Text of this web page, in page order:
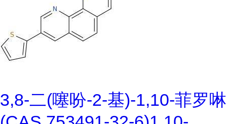
3,8-二(噻吩-2-基)-1,10-菲罗啉